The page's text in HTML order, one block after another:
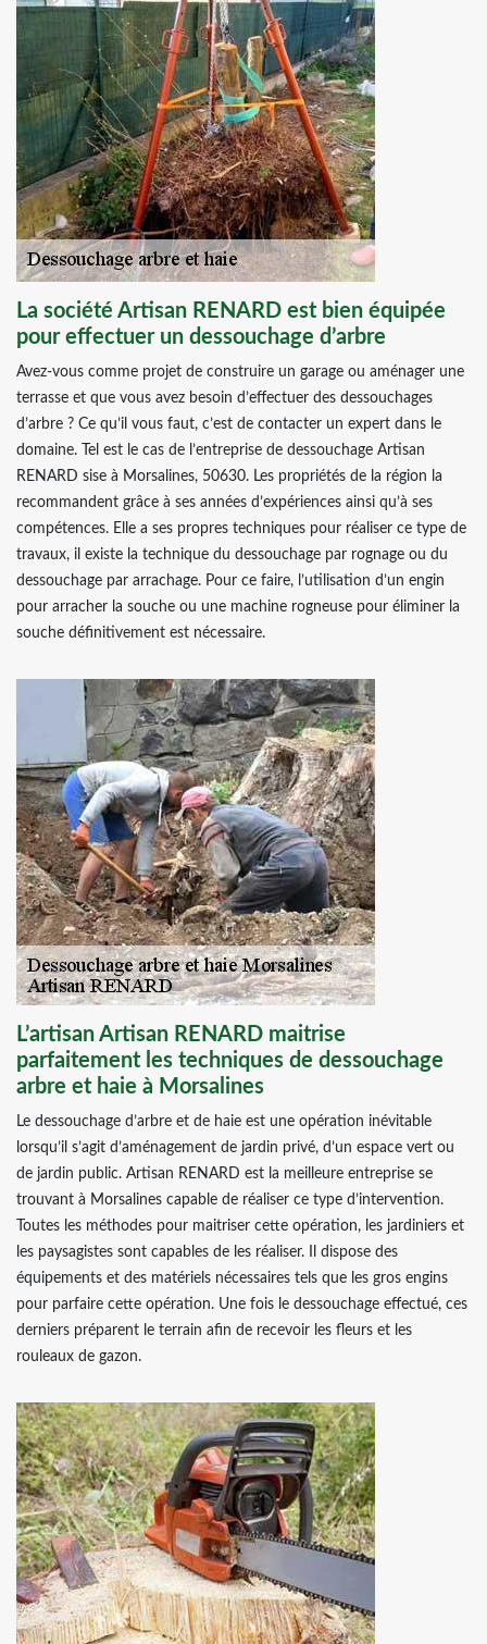
La société Artisan RENARD est bien équipée
pour effectuer un dessouchage d’arbre
Avez-vous comme projet de construire un garage ou aménager une
terrasse et que vous avez besoin d’effectuer des dessouchages
d’arbre ? Ce qu’il vous faut, c’est de contacter un expert dans le
domaine. Tel est le cas de l’entreprise de dessouchage Artisan
RENARD sise à Morsalines, 50630. Les propriétés de la région la
recommandent grâce à ses années d’expériences ainsi qu’à ses
compétences. Elle a ses propres techniques pour réaliser ce type de
travaux, il existe la technique du dessouchage par rognage ou du
dessouchage par arrachage. Pour ce faire, l’utilisation d’un engin
pour arracher la souche ou une machine rogneuse pour éliminer la
souche définitivement est nécessaire.
L’artisan Artisan RENARD maitrise
parfaitement les techniques de dessouchage
arbre et haie à Morsalines
Le dessouchage d’arbre et de haie est une opération inévitable
lorsqu’il s’agit d’aménagement de jardin privé, d’un espace vert ou
de jardin public. Artisan RENARD est la meilleure entreprise se
trouvant à Morsalines capable de réaliser ce type d’intervention.
Toutes les méthodes pour maitriser cette opération, les jardiniers et
les paysagistes sont capables de les réaliser. Il dispose des
équipements et des matériels nécessaires tels que les gros engins
pour parfaire cette opération. Une fois le dessouchage effectué, ces
derniers préparent le terrain afin de recevoir les fleurs et les
rouleaux de gazon.